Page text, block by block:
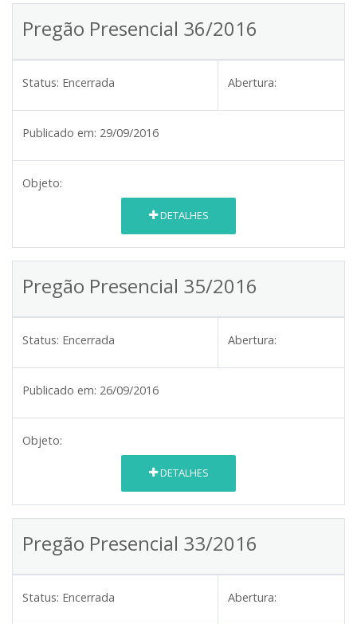
Pregão Presencial 36/2016
Status: Encerrada Abertura:
Publicado em: 29/09/2016
Objeto:
DETALHES
Pregão Presencial 35/2016
Status: Encerrada Abertura:
Publicado em: 26/09/2016
Objeto:
DETALHES
Pregão Presencial 33/2016
Status: Encerrada Abertura: